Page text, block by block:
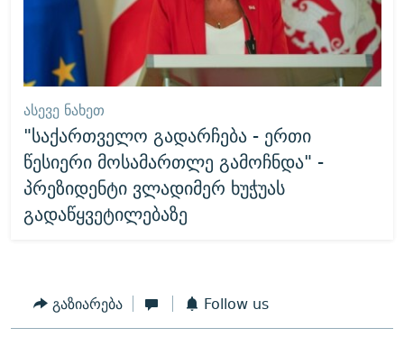
ᲐᲡᲔᲕᲔ ᲜᲐᲮᲔᲗ
"საქართველო გადარჩება - ერთი
წესიერი მოსამართლე გამოჩნდა" -
პრეზიდენტი ვლადიმერ ხუჭუას
გადაწყვეტილებაზე
გაზიარება Follow us